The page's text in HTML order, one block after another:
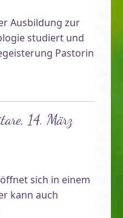
Ausbildung zur
studiert und
Pastorin
14. März
öffnet sich in einem
kann auch